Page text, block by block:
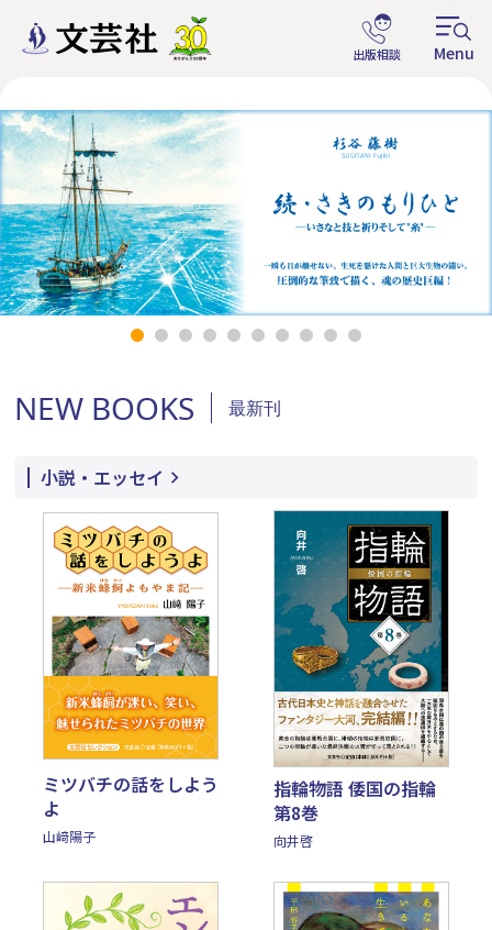
NEW BOOKS 最新刊
小説・エッセイ
ミツバチの話をしよう
よ
山﨑陽子
指輪物語 倭国の指輪
第8巻
向井啓